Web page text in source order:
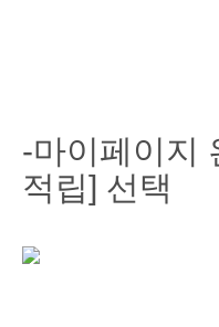
-마이페이지
적립] 선택